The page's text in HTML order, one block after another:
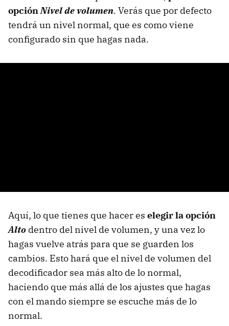
opciónNivel de volumen. Verás que por defecto
tendrá un nivel normal, que es como viene
configurado sin que hagas nada.
Aquí, lo que tienes que hacer es elegir la opción
Alto dentro del nivel de volumen, y una vez lo
hagas vuelve atrás para que se guarden los
cambios. Esto hará que el nivel de volumen del
decodificador sea más alto de lo normal,
haciendo que más allá de los ajustes que hagas
con el mando siempre se escuche más de lo
normal.